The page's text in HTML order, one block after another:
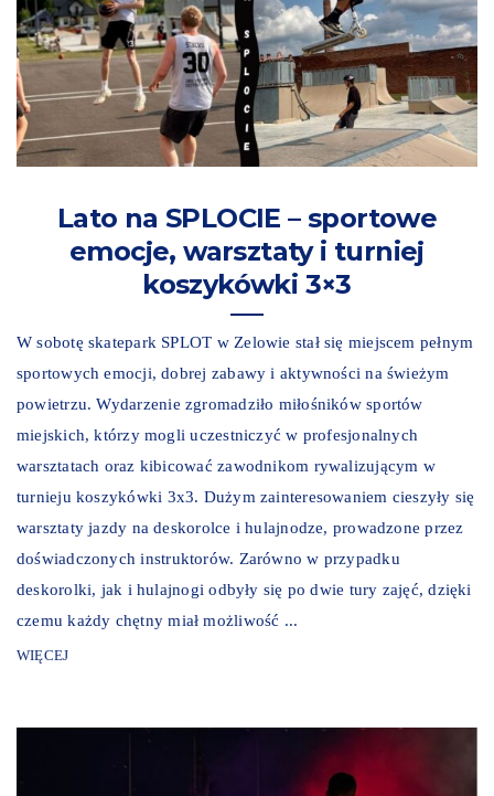
Lato na SPLOCIE – sportowe
emocje, warsztaty i turniej
koszykówki 3×3
W sobotę skatepark SPLOT w Zelowie stał się miejscem pełnym
sportowych emocji, dobrej zabawy i aktywności na świeżym
powietrzu. Wydarzenie zgromadziło miłośników sportów
miejskich, którzy mogli uczestniczyć w profesjonalnych
warsztatach oraz kibicować zawodnikom rywalizującym w
turnieju koszykówki 3x3. Dużym zainteresowaniem cieszyły się
warsztaty jazdy na deskorolce i hulajnodze, prowadzone przez
doświadczonych instruktorów. Zarówno w przypadku
deskorolki, jak i hulajnogi odbyły się po dwie tury zajęć, dzięki
czemu każdy chętny miał możliwość ...
WIĘCEJ